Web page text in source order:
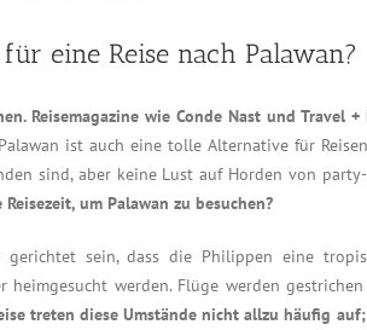
eine Reise nach Palawan?
Reisemagazine wie Conde Nast und Travel +
Palawan ist auch eine tolle Alternative für
sind, aber keine Lust auf Horden von
um Palawan zu besuchen?
sein, dass die Philippen eine
werden. Flüge werden
treten diese Umstände nicht allzu häufig